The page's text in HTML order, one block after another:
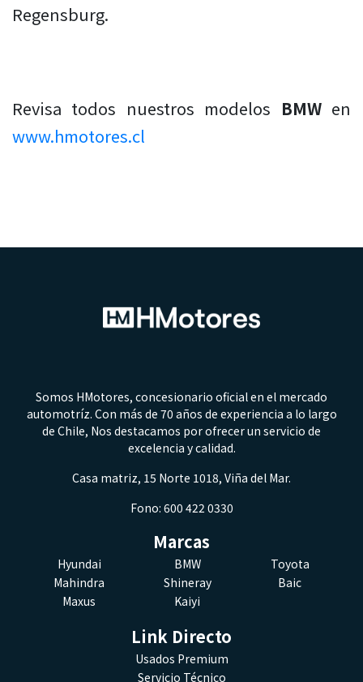
Regensburg.
Revisa todos nuestros modelos BMWen
www.hmotores.cl
Somos HMotores, concesionario oficial en el mercado
automotríz. Con más de 70 años de experiencia a lo largo
de Chile, Nos destacamos por ofrecer un servicio de
excelencia y calidad.
Casa matriz, 15 Norte 1018, Viña del Mar.
Fono: 600 422 0330
Marcas
Hyundai BMW
Toyota
Mahindra
Shineray
Baic
Maxus
Kaiyi
Link Directo
Usados Premium
Servicio Técnico